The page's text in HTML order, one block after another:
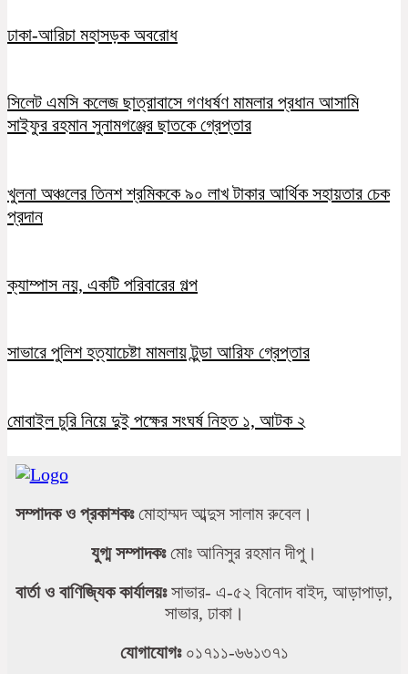
ঢাকা-আরিচা মহাসড়ক অবরোধ
সিলেট এমসি কলেজ ছাত্রাবাসে গণধর্ষণ মামলার প্রধান আসামি
সাইফুর রহমান সুনামগঞ্জের ছাতকে গ্রেপ্তার
খুলনা অঞ্চলের তিনশ শ্রমিককে ৯০ লাখ টাকার আর্থিক সহায়তার চেক
প্রদান
ক্যাম্পাস নয়, একটি পরিবারের গল্প
সাভারে পুলিশ হত্যাচেষ্টা মামলায় টুন্ডা আরিফ গ্রেপ্তার
মোবাইল চুরি নিয়ে দুই পক্ষের সংঘর্ষ নিহত ১, আটক ২
সম্পাদক ও প্রকাশকঃমোহাম্মদ আব্দুস সালাম রুবেল।
যুগ্ম সম্পাদকঃমোঃ আনিসুর রহমান দীপু।
বার্তা ও বাণিজ্যিক কার্যালয়ঃসাভার- এ-৫২ বিনোদ বাইদ, আড়াপাড়া,
সাভার, ঢাকা।
যোগাযোগঃ০১৭১১-৬৬১৩৭১